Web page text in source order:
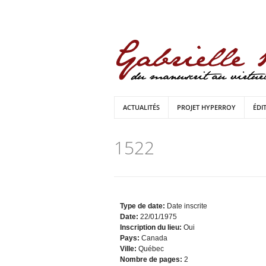
ACTUALITÉS PROJET HYPERROY
1522
Type de date: Date inscrite
Date: 22/01/1975
Inscription du lieu: Oui
Pays: Canada
Ville: Québec
Nombre de pages: 2